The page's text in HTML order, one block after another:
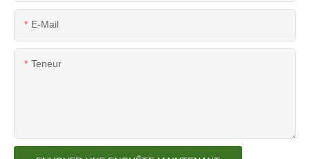
E-Mail
Teneur